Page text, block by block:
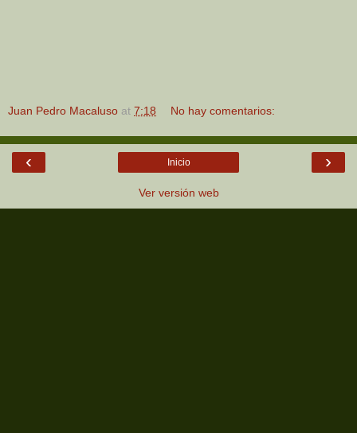
Juan Pedro Macaluso at 7:18 No hay comentarios:
‹ ›
Inicio
Ver versión web